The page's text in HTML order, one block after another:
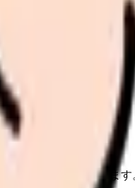
だけでも判断しやすくな
判断しやすくなります